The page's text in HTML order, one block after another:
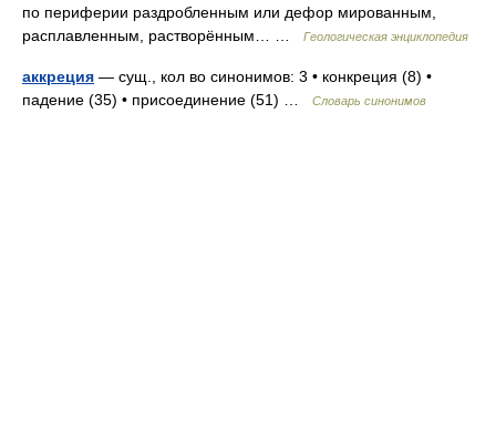
по периферии раздробленным или дефор мированным,
расплавленным, растворённым… …
Геологическая энциклопедия
аккреция — сущ., кол во синонимов: 3 • конкреция (8) •
падение (35) • присоединение (51) …
Словарь синонимов